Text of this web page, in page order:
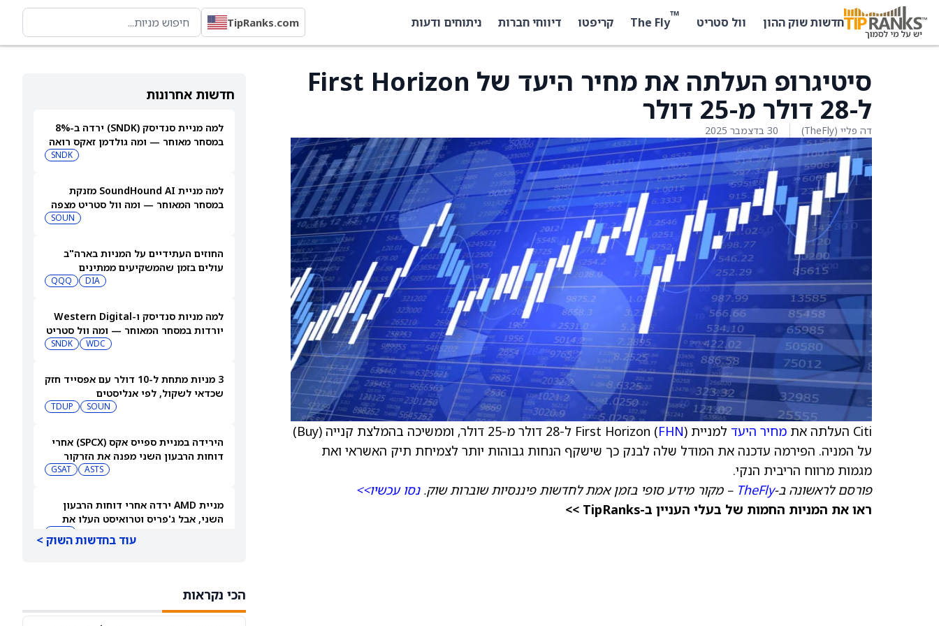
חדשות שוק ההון וול סטריט ™
The Fly קריפטו דיווחי חברות ניתוחים ודעות TipRanks.com
חדשות אחרונות
למה מניית סנדיסק (SNDK) ירדה ב-8%
במסחר מאוחר — ומה גולדמן זאקס רואה
SNDK
למה מניית SoundHound AI מזנקת
במסחר המאוחר — ומה וול סטריט מצפה
SOUN
החוזים העתידיים על המניות בארה"ב
עולים בזמן שהמשקיעים ממתינים
DIA
QQQ
למה מניות סנדיסק ו-Western Digital
יורדות במסחר המאוחר — ומה וול סטריט
WDC
SNDK
3 מניות מתחת ל-10 דולר עם אפסייד חזק
שכדאי לשקול, לפי אנליסטים
SOUN
TDUP
הירידה במניית ספייס אקס (SPCX) אחרי
דוחות הרבעון השני מפנה את הזרקור
לקרנות סל חלל עם חשיפה גבוהה
ASTS
GSAT
מניית AMD ירדה אחרי דוחות הרבעון
השני, אבל ג'פריס וטרואיסט העלו את
עוד בחדשות השוק >
הכי נקראות
סיטיגרופ העלתה את מחיר היעד של First Horizon
ל-28 דולר מ-25 דולר
דה פליי (TheFly) 30 בדצמבר 2025
Citi העלתה את מחיר היעד למניית First Horizon ( FHN
) ל-28 דולר מ-25 דולר, וממשיכה בהמלצת קנייה (Buy)
על המניה. הפירמה עדכנה את המודל שלה לבנק כך שישקף הנחות גבוהות יותר לצמיחת תיק האשראי ואת
מגמות מרווח הריבית הנקי.
פורסם לראשונה ב-TheFly – מקור מידע סופי בזמן אמת לחדשות פיננסיות שוברות שוק.נסו עכשיו>>
ראו את המניות החמות של בעלי העניין ב-TipRanks >>